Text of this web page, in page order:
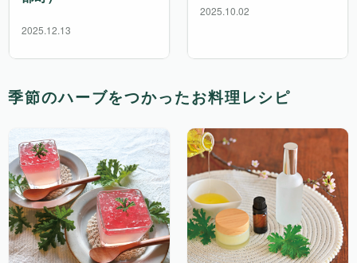
2025.12.13
2025.10.02
季節のハーブをつかったお料理レシピ